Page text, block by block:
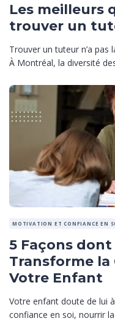
Les meilleurs
trouver un
Trouver un tuteur n’a pas
À Montréal, la diversité
MOTIVATION ET CONFIANCE EN
5 Façons
Transforme la
Votre Enfant
Votre enfant doute de lui
confiance en soi, nourrir